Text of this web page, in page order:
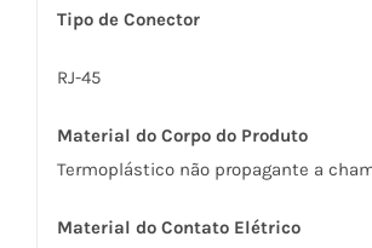
Tipo de Conector
RJ-45
Material do Corpo do Produto
Termoplástico não propagante a
Material do Contato Elétrico